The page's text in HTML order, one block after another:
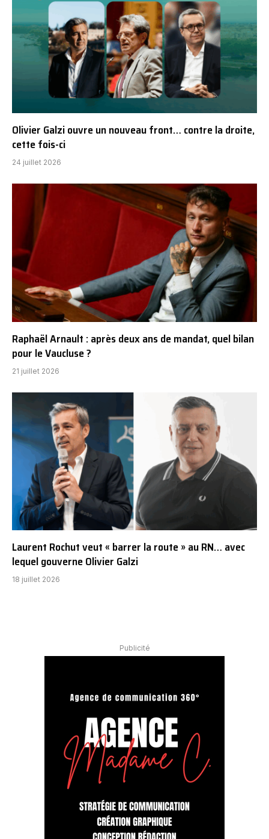
Olivier Galzi ouvre un nouveau front… contre la droite,
cette fois-ci
24 juillet 2026
Raphaël Arnault : après deux ans de mandat, quel bilan
pour le Vaucluse ?
21 juillet 2026
Laurent Rochut veut « barrer la route » au RN… avec
lequel gouverne Olivier Galzi
18 juillet 2026
Publicité